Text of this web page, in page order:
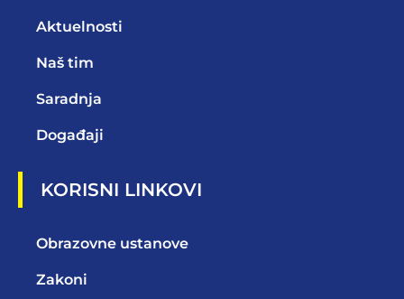
Aktuelnosti
Naš tim
Saradnja
Događaji
KORISNI LINKOVI
Obrazovne ustanove
Zakoni